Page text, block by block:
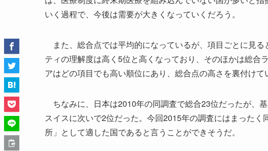
いく過程で、今後は需要が大きくなっていくだろう。
また、総合点では平均的になっているが、項目ごとに見
ティの理解度は高く5位と高くなっており、そのほかは総合
アはどの項目でも高い順位にあり、総合点の高さを裏付けて
ちなみに、日本は2010年の同調査で総合23位だったが、
スイスに次いで2位だった。今回2015年の調査にはまった
所」として適した国であると言うことができそうだ。